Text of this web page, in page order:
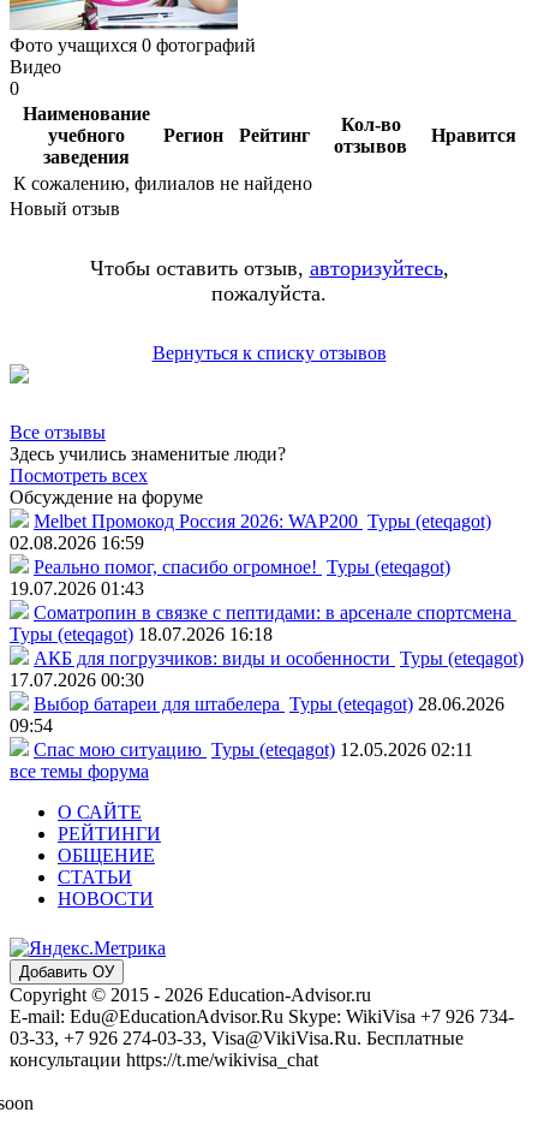
Фото учащихся 0 фотографий
Видео
0
Наименование
учебного
заведения
Регион Рейтинг
Кол-во
отзывов
Нравится
К сожалению, филиалов не найдено
Новый отзыв
Чтобы оставить отзыв, авторизуйтесь,
пожалуйста.
Вернуться к списку отзывов
Все отзывы
Здесь учились знаменитые люди?
Посмотреть всех
Обсуждение на форуме
Melbet Промокод Россия 2026: WAP200 Туры (eteqagot)
02.08.2026 16:59
Реально помог, спасибо огромное! Туры (eteqagot)
19.07.2026 01:43
Соматропин в связке с пептидами: в арсенале спортсмена
Туры (eteqagot) 18.07.2026 16:18
АКБ для погрузчиков: виды и особенности Туры (eteqagot)
17.07.2026 00:30
Выбор батареи для штабелера Туры (eteqagot) 28.06.2026
09:54
Спас мою ситуацию Туры (eteqagot) 12.05.2026 02:11
все темы форума
О САЙТЕ
РЕЙТИНГИ
ОБЩЕНИЕ
СТАТЬИ
НОВОСТИ
Добавить ОУ
Copyright © 2015 - 2026 Education-Advisor.ru
E-mail: Edu@EducationAdvisor.Ru Skype: WikiVisa +7 926 734-
03-33, +7 926 274-03-33, Visa@VikiVisa.Ru. Бесплатные
консультации https://t.me/wikivisa_chat